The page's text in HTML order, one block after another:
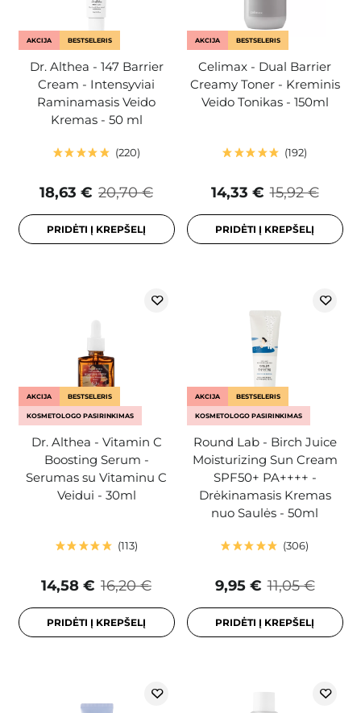
AKCIJA BESTSELERIS
Dr. Althea - 147 Barrier
Cream - Intensyviai
Raminamasis Veido
Kremas - 50 ml
220
20,70 €
18,63 €
PRIDĖTI Į KREPŠELĮ
AKCIJA BESTSELERIS
Celimax - Dual Barrier
Creamy Toner - Kreminis
Veido Tonikas - 150ml
192
15,92 €
14,33 €
PRIDĖTI Į KREPŠELĮ
AKCIJA BESTSELERIS
KOSMETOLOGO PASIRINKIMAS
Dr. Althea - Vitamin C
Boosting Serum -
Serumas su Vitaminu C
Veidui - 30ml
113
16,20 €
14,58 €
PRIDĖTI Į KREPŠELĮ
AKCIJA BESTSELERIS
KOSMETOLOGO PASIRINKIMAS
Round Lab - Birch Juice
Moisturizing Sun Cream
SPF50+ PA++++ -
Drėkinamasis Kremas
nuo Saulės - 50ml
306
11,05 €
9,95 €
PRIDĖTI Į KREPŠELĮ